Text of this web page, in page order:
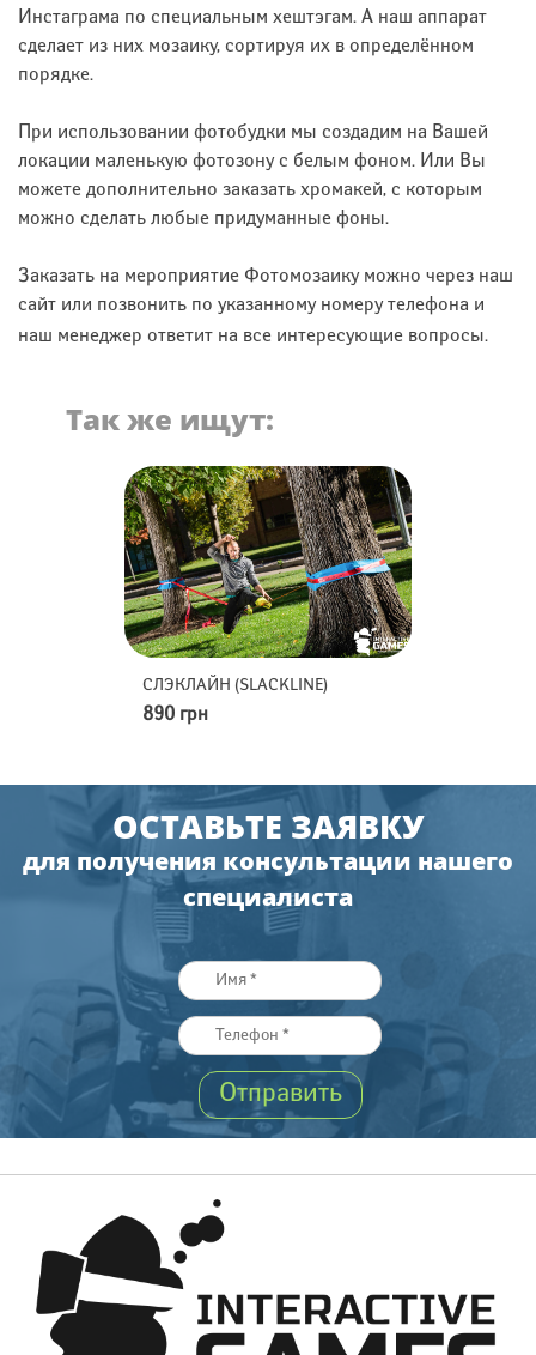
Инстаграма по специальным хештэгам. А наш аппарат
сделает из них мозаику, сортируя их в определённом
порядке.
При использовании фотобудки мы создадим на Вашей
локации маленькую фотозону с белым фоном. Или Вы
можете дополнительно заказать хромакей, с которым
можно сделать любые придуманные фоны.
Заказать на мероприятие Фотомозаику можно через наш
сайт или позвонить по указанному номеру телефона и
наш менеджер ответит на все интересующие вопросы.
Так же ищут:
(SLACKLINE) МИНИ-ГОЛЬФ
ОСТАВЬТЕ ЗАЯВКУ
для получения консультации нашего
специалиста